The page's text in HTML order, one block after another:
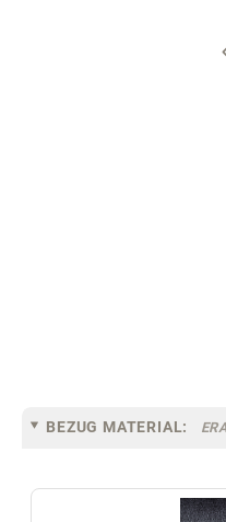
BEZUG MATERIAL: